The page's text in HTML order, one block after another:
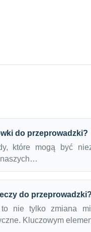
do przeprowadzki?
które mogą być
do
to nie tylko zmiana
Kluczowym